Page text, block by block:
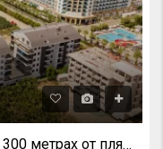
Современная квартира всего в 300 метрах от пляжа в Каргыджаке, Алания